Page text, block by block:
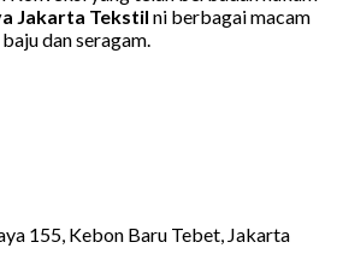
Jakarta Tekstil ni berbagai macam
dan seragam.
155, Kebon Baru Tebet, Jakarta